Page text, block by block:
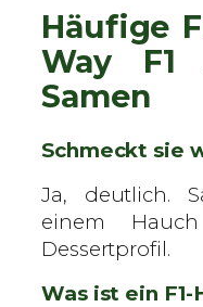
Häufige
Way F1
Samen
Schmeckt sie
Ja, deutlich.
einem
Dessertprofil.
Was ist ein F1-